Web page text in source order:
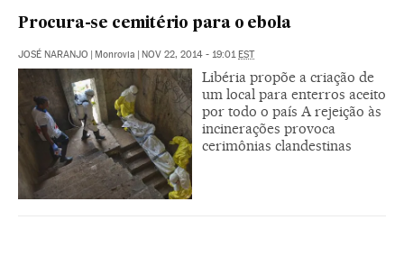
Procura-se cemitério para o ebola
JOSÉ NARANJO | Monrovia | NOV 22, 2014 - 19:01EST
Libéria propõe a criação de
um local para enterros aceito
por todo o país A rejeição às
incinerações provoca
cerimônias clandestinas